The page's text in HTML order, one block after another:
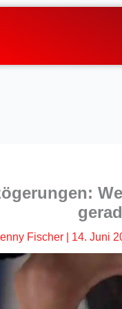
Fischer 14. Juni